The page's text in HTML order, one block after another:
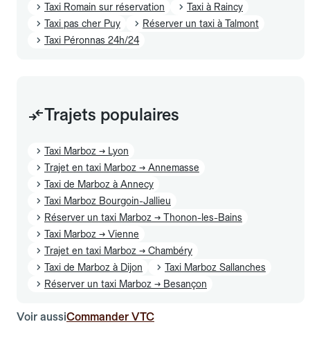
Taxi Romain sur réservation
Taxi à Raincy
Taxi pas cher Puy
Réserver un taxi à Talmont
Taxi Péronnas 24h/24
Trajets populaires
Taxi Marboz → Lyon
Trajet en taxi Marboz → Annemasse
Taxi de Marboz à Annecy
Taxi Marboz Bourgoin-Jallieu
Réserver un taxi Marboz → Thonon-les-Bains
Taxi Marboz → Vienne
Trajet en taxi Marboz → Chambéry
Taxi de Marboz à Dijon
Taxi Marboz Sallanches
Réserver un taxi Marboz → Besançon
Voir aussiCommander VTC